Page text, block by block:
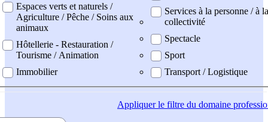
Espaces verts et naturels /
Agriculture / Pêche / Soins aux
animaux
Hôtellerie - Restauration /
Tourisme / Animation
Immobilier
Services à la personne / à la
collectivité
Spectacle
Sport
Transport / Logistique
Appliquerle filtre du domaine